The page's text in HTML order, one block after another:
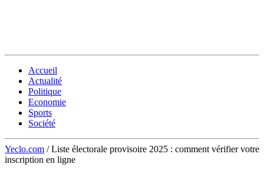
Accueil
Actualité
Politique
Economie
Sports
Société
Yeclo.com / Liste électorale provisoire 2025 : comment vérifier votre
inscription en ligne